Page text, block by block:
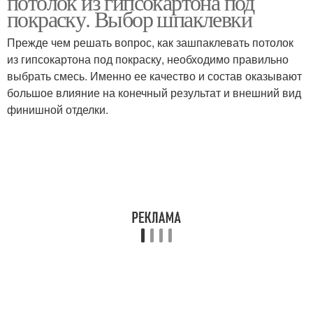
покраску. Выбор шпаклевки
Прежде чем решать вопрос, как зашпаклевать потолок
из гипсокартона под покраску, необходимо правильно
выбрать смесь. Именно ее качество и состав оказывают
большое влияние на конечный результат и внешний вид
финишной отделки.